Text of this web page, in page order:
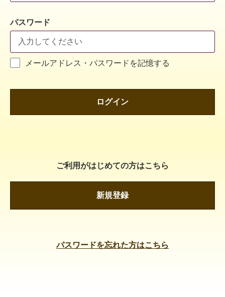
パスワード
メールアドレス・パスワードを記憶する
ログイン
ご利用がはじめての方はこちら
新規登録
パスワードを忘れた方はこちら